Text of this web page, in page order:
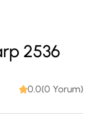
2536
0.0(0 Yorum)